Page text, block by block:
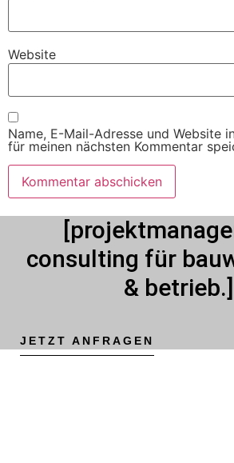
Website
Name, E-Mail-Adresse und Website
für meinen nächsten Kommentar
consulting für
& betrieb.]
JETZT ANFRAGEN